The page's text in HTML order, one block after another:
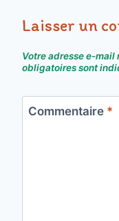
Laisser un
Votre adresse e-mail
obligatoires sont
Commentaire *